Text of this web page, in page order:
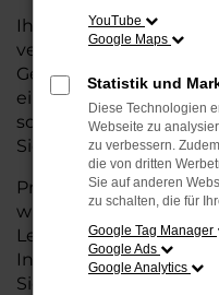
Ihr Audi Autohaus in
vertrauenswürdiger
Gebrauchtwagen
eine große Auswahl
sondern auch eine
Sie das für Sie
Profitieren Sie von
wie attraktiven
Leasingangeboten
Inzahlungnahme Ihres
Sie uns und
YouTube
Google Maps
Statistik und
Diese Technologien
Webseite zu
zu verbessern.
die von dritten
Sie auf anderen
zu schalten, die für
Google Tag Manager
Google Ads
Google Analytics